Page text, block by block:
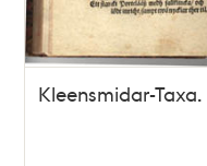
Kleensmidar-Taxa.